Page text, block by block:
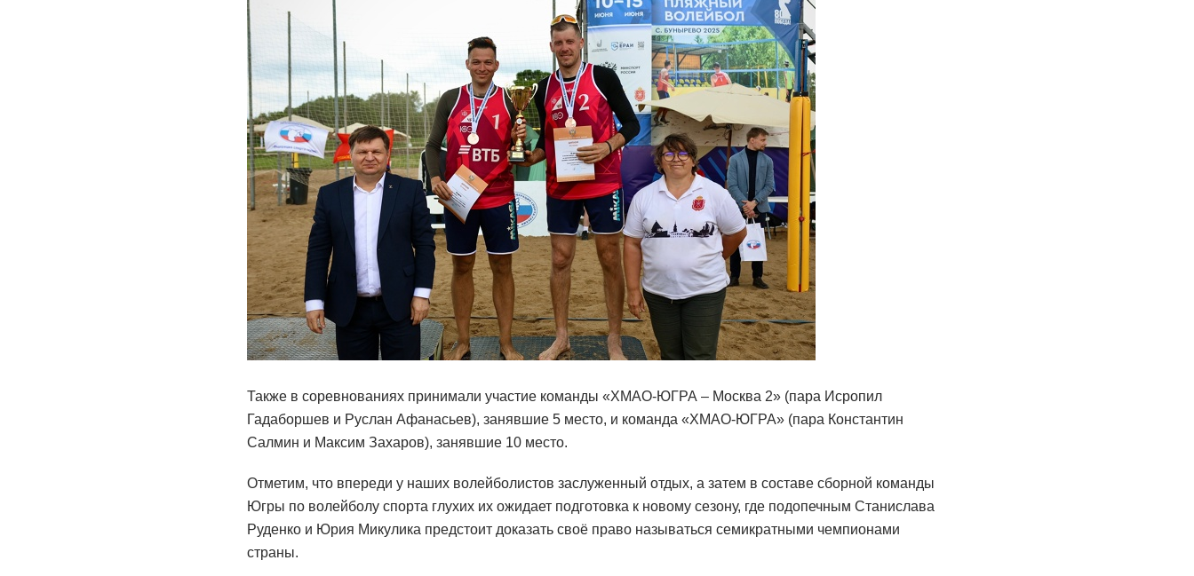
Также в соревнованиях принимали участие команды «ХМАО-ЮГРА – Москва 2» (пара Исропил
Гадаборшев и Руслан Афанасьев), занявшие 5 место, и команда «ХМАО-ЮГРА» (пара Константин
Салмин и Максим Захаров), занявшие 10 место.
Отметим, что впереди у наших волейболистов заслуженный отдых, а затем в составе сборной команды
Югры по волейболу спорта глухих их ожидает подготовка к новому сезону, где подопечным Станислава
Руденко и Юрия Микулика предстоит доказать своё право называться семикратными чемпионами
страны.